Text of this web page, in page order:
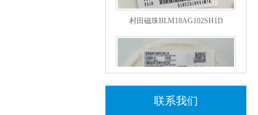
村田磁珠BLM18AG102SH1D
联系我们